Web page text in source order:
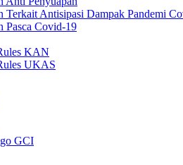
Terkait Antisipasi Dampak Pandemi
Pasca Covid-19
KAN
UKAS
GCI